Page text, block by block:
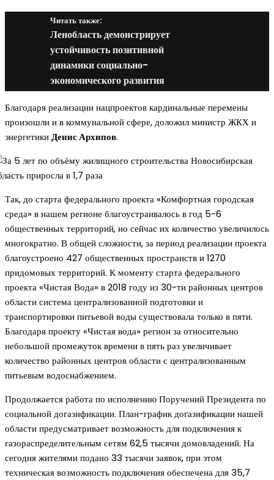
Читать также:
Ленобласть демонстрирует
устойчивость позитивной
динамики социально-
экономического развития
Благодаря реализации нацпроектов кардинальные перемены
произошли и в коммунальной сфере, доложил министр ЖКХ и
энергетикиДенис Архипов.
Так, до старта федерального проекта «Комфортная городская
среда» в нашем регионе благоустраивалось в год 5-6
общественных территорий, но сейчас их количество увеличилось
многократно. В общей сложности, за период реализации проекта
благоустроено 427 общественных пространств и 1270
придомовых территорий. К моменту старта федерального
проекта «Чистая Вода» в 2018 году из 30-ти районных центров
области система централизованной подготовки и
транспортировки питьевой воды существовала только в пяти.
Благодаря проекту «Чистая вода» регион за относительно
небольшой промежуток времени в пять раз увеличивает
количество районных центров области с централизованным
питьевым водоснабжением.
Продолжается работа по исполнению Поручений Президента по
социальной догазификации. План-график догазификации нашей
области предусматривает возможность для подключения к
газораспределительным сетям 62,5 тысячи домовладений. На
сегодня жителями подано 33 тысячи заявок, при этом
техническая возможность подключения обеспечена для 35,7